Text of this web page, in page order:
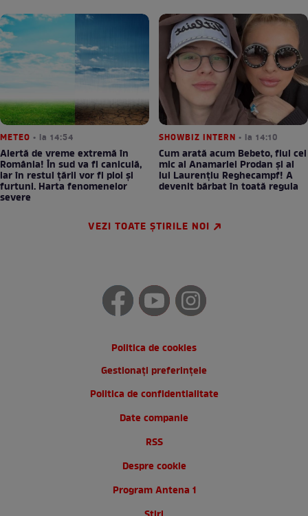
METEO • la 14:54
Alertă de vreme extremă în
România! În sud va fi caniculă,
iar în restul țării vor fi ploi și
furtuni. Harta fenomenelor
severe
SHOWBIZ INTERN • la 14:10
Cum arată acum Bebeto, fiul cel
mic al Anamariei Prodan și al
lui Laurențiu Reghecampf! A
devenit bărbat în toată regula
VEZI TOATE ȘTIRILE NOI
Politica de cookies
Gestionați preferințele
Politica de confidentialitate
Date companie
RSS
Despre cookie
Program Antena 1